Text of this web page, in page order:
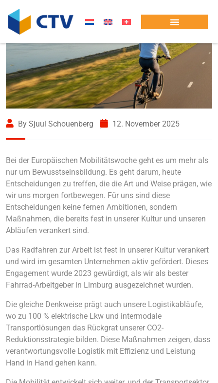
By Sjuul Schouenberg 12. November 2025
Bei der Europäischen Mobilitätswoche geht es um mehr als
nur um Bewusstseinsbildung. Es geht darum, heute
Entscheidungen zu treffen, die die Art und Weise prägen, wie
wir uns morgen fortbewegen. Für uns sind diese
Entscheidungen keine fernen Ambitionen, sondern
Maßnahmen, die bereits fest in unserer Kultur und unseren
Abläufen verankert sind.
Das Radfahren zur Arbeit ist fest in unserer Kultur verankert
und wird im gesamten Unternehmen aktiv gefördert. Dieses
Engagement wurde 2023 gewürdigt, als wir als bester
Fahrrad-Arbeitgeber in Limburg ausgezeichnet wurden.
Die gleiche Denkweise prägt auch unsere Logistikabläufe,
wo zu 100 % elektrische Lkw und intermodale
Transportlösungen das Rückgrat unserer CO2-
Reduktionsstrategie bilden. Diese Maßnahmen zeigen, dass
verantwortungsvolle Logistik mit Effizienz und Leistung
Hand in Hand gehen kann.